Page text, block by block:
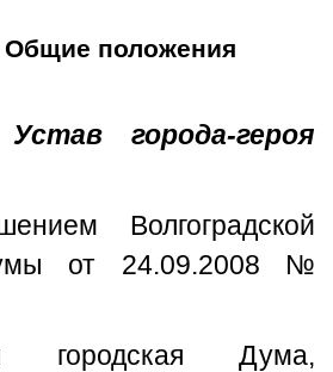
Общие положения
города-героя
Волгоградской
от 24.09.2008 №
городская Дума,